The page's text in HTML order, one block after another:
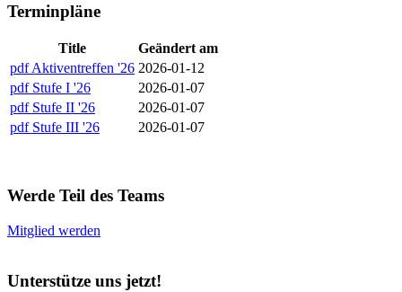
Terminpläne
Title
Geändert am
pdf Aktiventreffen '26 2026-01-12
pdf Stufe I '26
2026-01-07
pdf Stufe II '26
2026-01-07
pdf Stufe III '26 2026-01-07
Werde Teil des Teams
Mitglied werden
Unterstütze uns jetzt!